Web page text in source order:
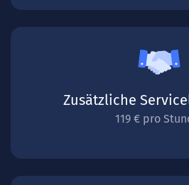
Zusätzliche
119 € pro